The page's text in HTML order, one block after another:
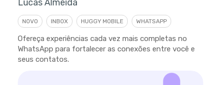
Lucas Almeida
NOVO INBOX HUGGY MOBILE WHATSAPP
Ofereça experiências cada vez mais completas no
WhatsApp para fortalecer as conexões entre você e
seus contatos.